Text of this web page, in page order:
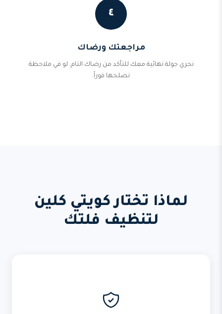
٤
مراجعتك ورضاك
نجري جولة نهائية معك للتأكد من رضاك التام. لو في ملاحظة
نصلحها فوراً.
لماذا تختار كويتي كلين
لتنظيف فلتك